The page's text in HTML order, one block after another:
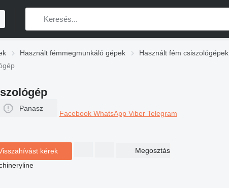
Használt fémmegmunkáló gépek Használt fém csiszológépek
Panasz
Facebook WhatsApp Viber Telegram
kérek Megosztás